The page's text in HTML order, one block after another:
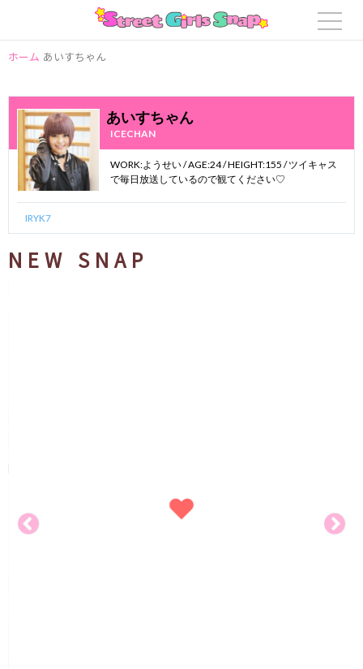
ホーム あいすちゃん
あいすちゃん
ICECHAN
WORK:ようせい / AGE:24 / HEIGHT:155 / ツイキャス
で毎日放送しているので観てください♡
IRYK7
NEW SNAP